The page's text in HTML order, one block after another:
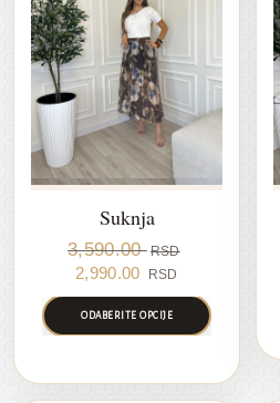
Suknja
3,590.00 RSD
Original
price
was:
3,590.00 RSD.
2,990.00 RSD
price
2,990.00 RSD.
ODABERITE OPCIJE